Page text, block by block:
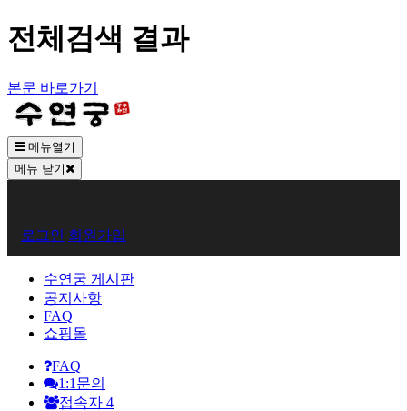
전체검색 결과
본문 바로가기
메뉴열기
메뉴 닫기
원
로
그
인
로그인 회원가입
수연궁 게시판
공지사항
FAQ
쇼핑몰
FAQ
1:1문의
접속자 4